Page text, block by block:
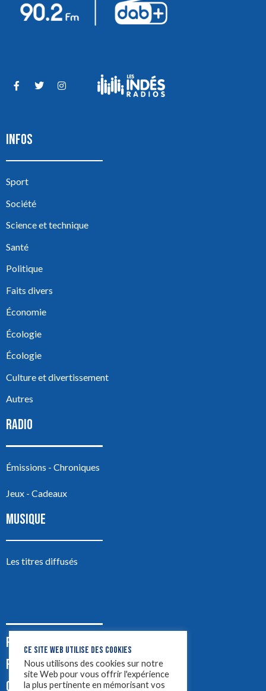
INFOS
Sport
Société
Science et technique
Santé
Politique
Faits divers
Économie
Écologie
Écologie
Culture et divertissement
Autres
RADIO
Émissions - Chroniques
Jeux - Cadeaux
MUSIQUE
Les titres diffusés
PODCASTS
PUB
CONTACT
CE SITE WEB UTILISE DES COOKIES
Nous utilisons des cookies sur notre
site Web pour vous offrir l'expérience
la plus pertinente en mémorisant vos